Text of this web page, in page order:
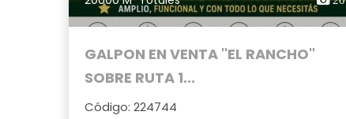
GALPON EN VENTA "EL RANCHO"
SOBRE RUTA 1...
Código: 224744